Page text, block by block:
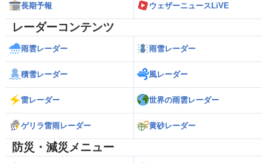
長期予報 ウェザーニュースLiVE
レーダーコンテンツ
雨雲レーダー 雨雪レーダー
積雪レーダー 風レーダー
雷レーダー 世界の雨雲レーダー
ゲリラ雷雨レーダー 黄砂レーダー
防災・減災メニュー